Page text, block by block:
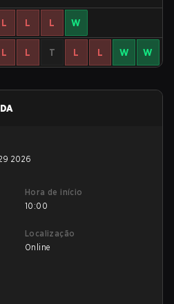
L L L W
L L T L L W W
2026
Hora de início
10:00
Localização
Online